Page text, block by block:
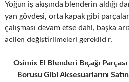
Yoğun iş akışında blenderin aldığı
yan gövdesi, orta kapak gibi
çalışması devam etse dahi, başka
acilen değiştirilmeleri gereklidir.
Osimix El Blenderi Bıçağı
Borusu Gibi Aksesuarlarını